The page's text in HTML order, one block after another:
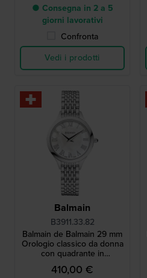
● Consegna in 2 a 5
giorni lavorativi
Confronta
Vedi i prodotti
Balmain
B3911.33.82
Balmain de Balmain 29 mm
Orologio classico da donna
con quadrante in
madreperla
410,00 €